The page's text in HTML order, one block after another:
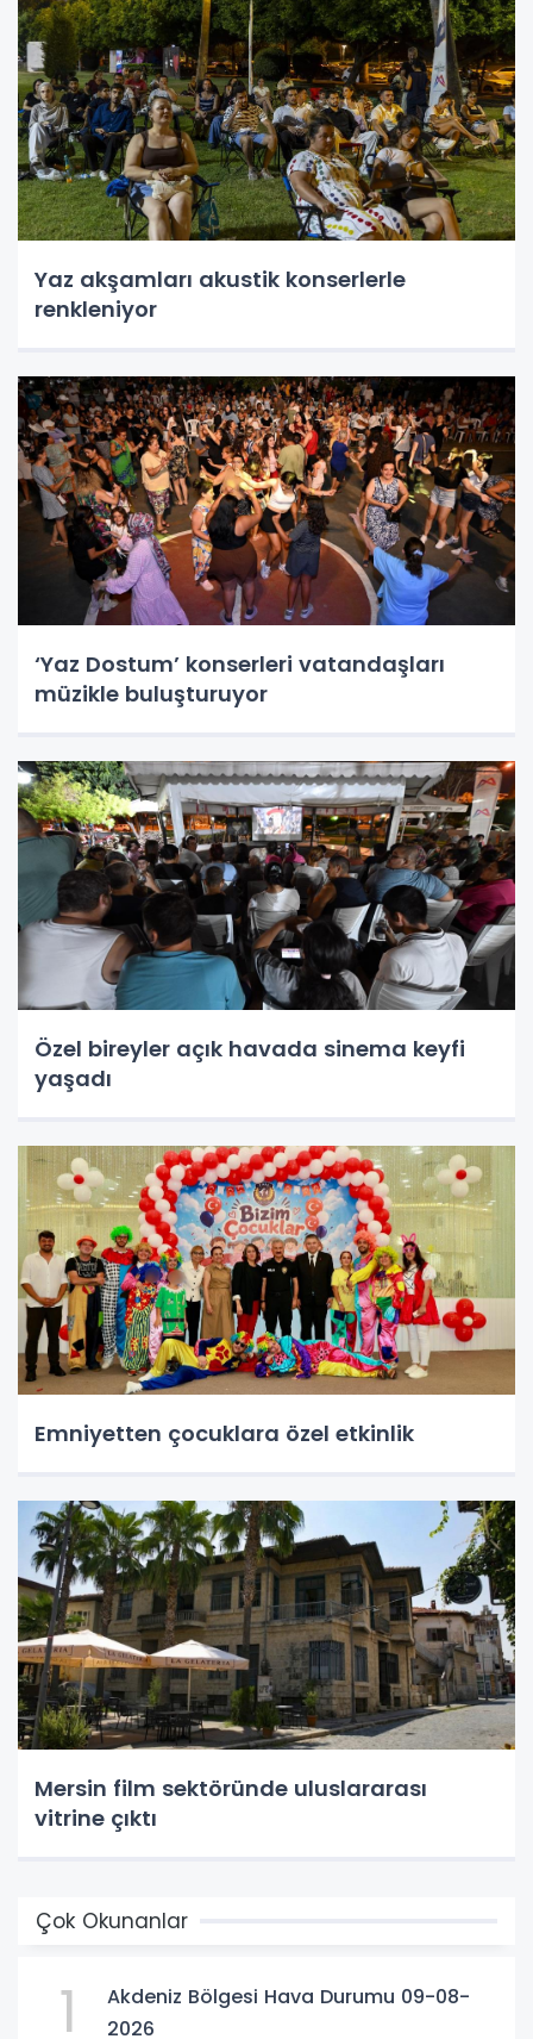
Yaz akşamları akustik konserlerle
renkleniyor
‘Yaz Dostum’ konserleri vatandaşları
müzikle buluşturuyor
Özel bireyler açık havada sinema keyfi
yaşadı
Emniyetten çocuklara özel etkinlik
Mersin film sektöründe uluslararası
vitrine çıktı
Çok Okunanlar
1
Akdeniz Bölgesi Hava Durumu 09-08-
2026